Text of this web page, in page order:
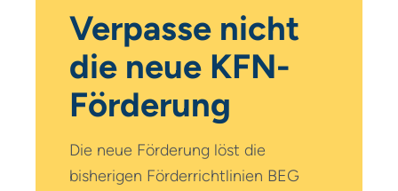
Verpasse nicht
die neue KFN-
Förderung
Die neue Förderung löst die
bisherigen Förderrichtlinien BEG